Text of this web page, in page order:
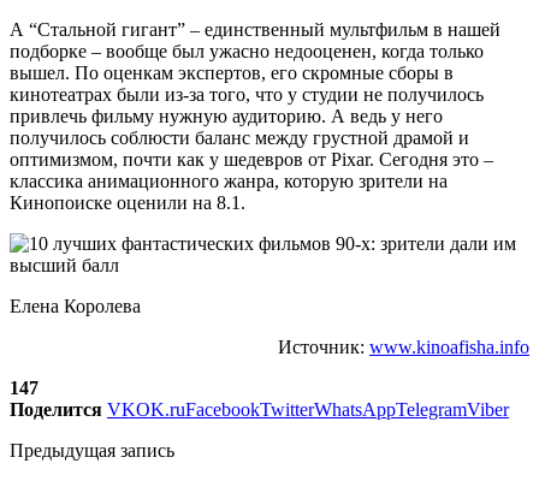
А “Стальной гигант” – единственный мультфильм в нашей
подборке – вообще был ужасно недооценен, когда только
вышел. По оценкам экспертов, его скромные сборы в
кинотеатрах были из-за того, что у студии не получилось
привлечь фильму нужную аудиторию. А ведь у него
получилось соблюсти баланс между грустной драмой и
оптимизмом, почти как у шедевров от Pixar. Сегодня это –
классика анимационного жанра, которую зрители на
Кинопоиске оценили на 8.1.
Елена Королева
Источник: www.kinoafisha.info
147
Поделится VKOK.ruFacebookTwitterWhatsAppTelegramViber
Предыдущая запись